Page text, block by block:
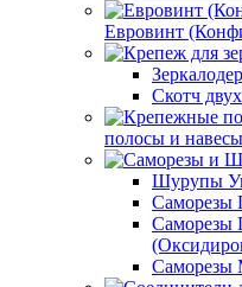
Евровинт
Скотч
полосы и навесы
Шурупы
Саморезы
Саморезы
Саморезы